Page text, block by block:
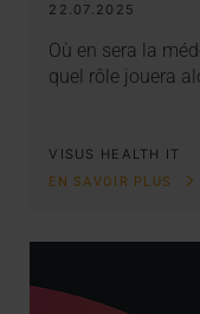
22.07.2025
Où en sera la
quel rôle jouera
VISUS HEALTH IT
EN SAVOIR PLUS